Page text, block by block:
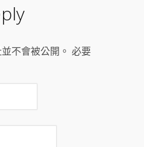
不會被公開。 必要